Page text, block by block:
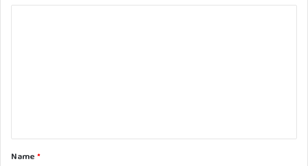
t
*Name *